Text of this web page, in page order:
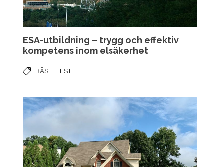
ESA-utbildning – trygg och effektiv
kompetens inom elsäkerhet
BÄST I TEST